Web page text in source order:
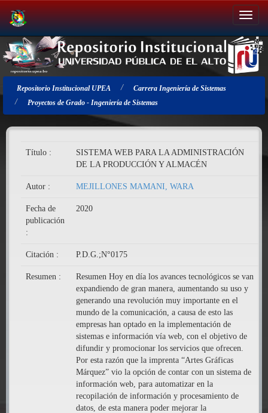
Salir
de
la
navegación
Repositorio Institucional UPEA
Carrera Ingeniería de Sistemas
Proyectos de Grado - Ingeniería de Sistemas
Título :
SISTEMA WEB PARA LA ADMINISTRACIÓN
DE LA PRODUCCIÓN Y ALMACÉN
Autor : MEJILLONES MAMANI, WARA
Fecha de
publicación
:
2020
Citación : P.D.G.;N°0175
Resumen :
Resumen Hoy en día los avances tecnológicos se van
expandiendo de gran manera, aumentando su uso y
generando una revolución muy importante en el
mundo de la comunicación, a causa de esto las
empresas han optado en la implementación de
sistemas e información vía web, con el objetivo de
difundir y promocionar los servicios que ofrecen.
Por esta razón que la imprenta “Artes Gráficas
Márquez” vio la opción de contar con un sistema de
información web, para automatizar en la
recopilación de información y procesamiento de
datos, de esta manera poder mejorar la